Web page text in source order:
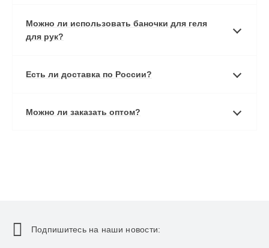
Можно ли использовать баночки для геля
для рук?
Есть ли доставка по России?
Можно ли заказать оптом?
Подпишитесь на наши новости: